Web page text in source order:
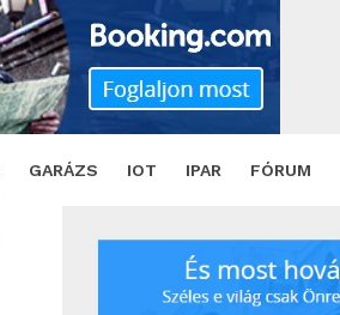
GARÁZS IOT IPAR FÓRUM